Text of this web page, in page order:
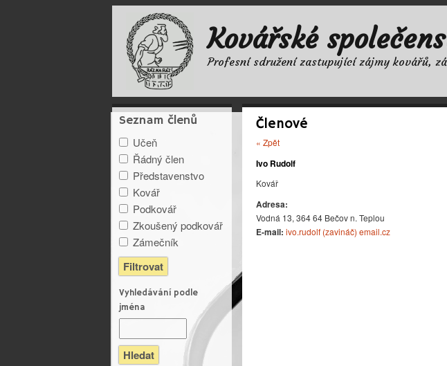
Kovářské
Profesní sdružení zastupující zájmy kovářů,
Seznam členů
Učeň
Řádný člen
Představenstvo
Kovář
Podkovář
Zkoušený podkovář
Zámečník
Vyhledávání podle
jména
Členové
« Zpět
Ivo Rudolf
Kovář
Adresa:
Vodná 13, 364 64 Bečov n. Teplou
E-mail: ivo.rudolf (zavináč) email.cz